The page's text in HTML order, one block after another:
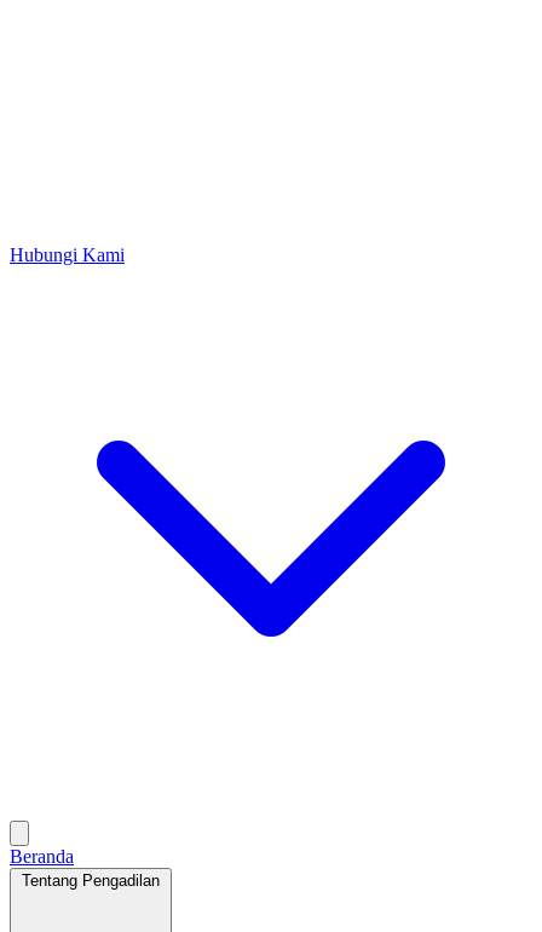
Hubungi Kami
Beranda
Tentang Pengadilan